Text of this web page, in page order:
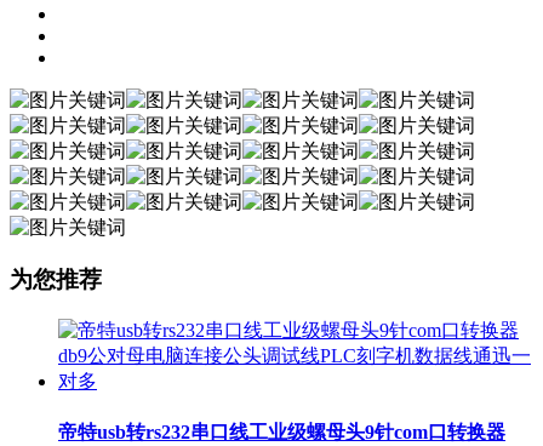
为您推荐
帝特usb转rs232串口线工业级螺母头9针com口转换器